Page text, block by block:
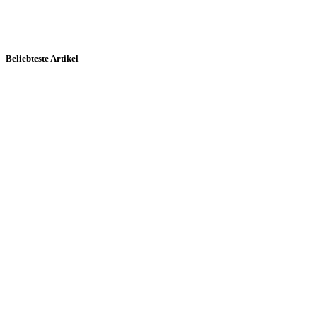
Beliebteste Artikel